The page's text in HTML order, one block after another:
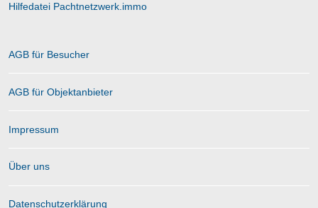
Hilfedatei Pachtnetzwerk.immo
AGB für Besucher
AGB für Objektanbieter
Impressum
Über uns
Datenschutzerklärung